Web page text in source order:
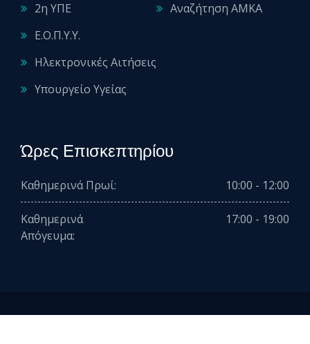
2η ΥΠΕ
Ε.Ο.Π.Υ.Υ.
Ηλεκτρονικές Αιτήσεις
Υπουργείο Υγείας
Αναζήτηση ΑΜΚΑ
Ώρες Επισκεπτηρίου
Καθημερινά Πρωί: 10:00 - 12:00
Καθημερινά
Απόγευμα:
17:00 - 19:00